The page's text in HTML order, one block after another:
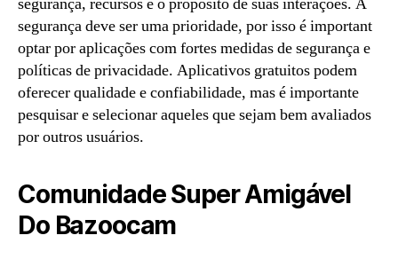
segurança deve ser uma prioridade, por isso é important
optar por aplicações com fortes medidas de segurança e
políticas de privacidade. Aplicativos gratuitos podem
oferecer qualidade e confiabilidade, mas é importante
pesquisar e selecionar aqueles que sejam bem avaliados
por outros usuários.
Comunidade Super Amigável
Do Bazoocam